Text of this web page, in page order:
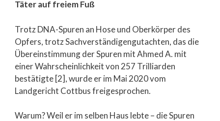
Täter auf freiem Fuß
Trotz DNA-Spuren an Hose und Oberkörper des
Opfers, trotz Sachverständigengutachten, das die
Übereinstimmung der Spuren mit Ahmed A. mit
einer Wahrscheinlichkeit von 257 Trilliarden
bestätigte [2], wurde er im Mai 2020 vom
Landgericht Cottbus freigesprochen.
Warum? Weil er im selben Haus lebte – die Spuren